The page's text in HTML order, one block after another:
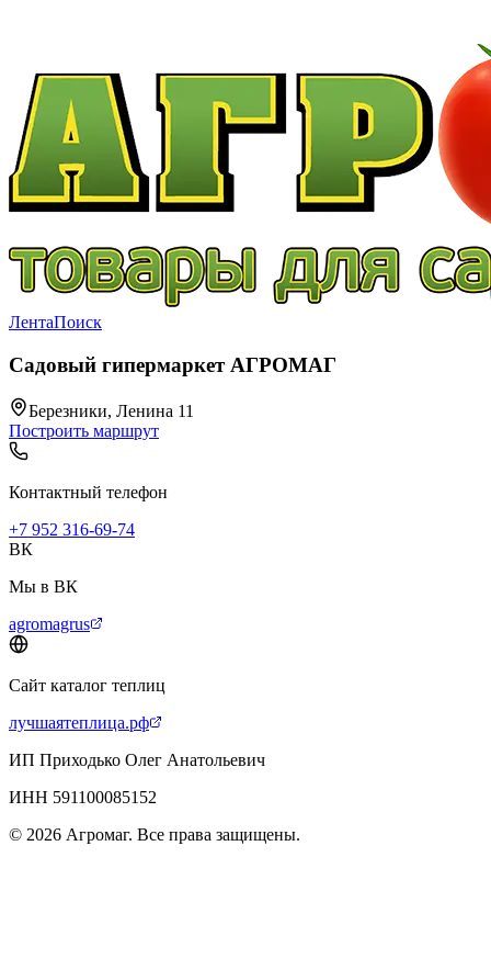
ЛентаПоиск
Садовый гипермаркет АГРОМАГ
Березники, Ленина 11
Построить маршрут
Контактный телефон
+7 952 316-69-74
ВК
Мы в ВК
agromagrus
Сайт каталог теплиц
лучшаятеплица.рф
ИП Приходько Олег Анатольевич
ИНН 591100085152
© 2026 Агромаг. Все права защищены.